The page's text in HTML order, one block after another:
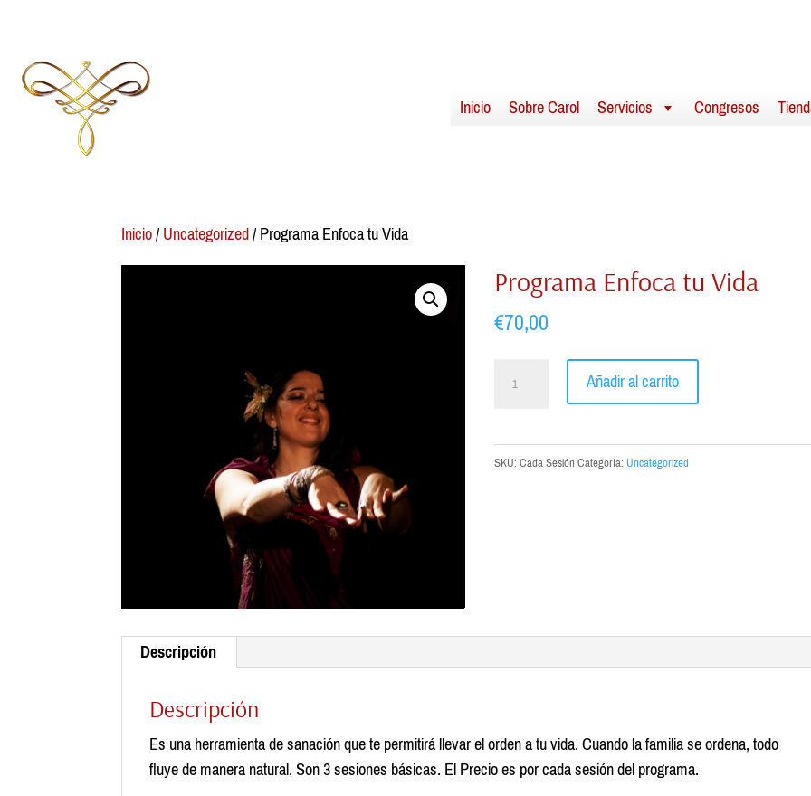
Inicio Sobre Carol Servicios Congresos
Inicio/Uncategorized/ Programa Enfoca tu Vida
Programa Enfoca tu Vida
€70,00
Enfoca
Vida
cantidad
Añadir al carrito
SKU:Cada SesiónCategoría: Uncategorized
Descripción
Descripción
Es una herramienta de sanación que te permitirá llevar el orden a tu vida. Cuando la familia se ordena, todo
fluye de manera natural. Son 3 sesiones básicas. El Precio es por cada sesión del programa.